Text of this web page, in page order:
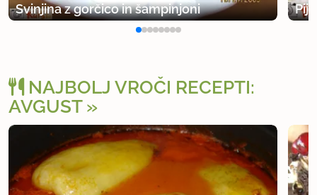
Svinjina z gorčico in šampinjoni
NAJBOLJ VROČI RECEPTI:
AVGUST